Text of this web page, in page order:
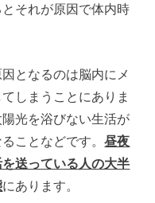
それが原因で体内時
となるのは脳内にメ
しまうことにありま
光を浴びない生活が
ことなどです。昼夜
送っている人の大半
にあります。